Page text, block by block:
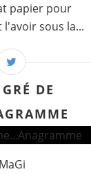
papier pour
sous la...
DE